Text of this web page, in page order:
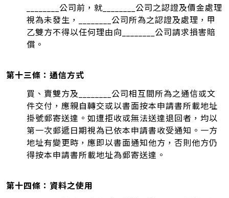
________公司前，就________公司之認證及價金處理
視為未發生，________公司所為之認證及處理，甲
乙雙方不得以任何理由向________公司請求損害賠
償。
第十三條：通信方式
買、賣雙方及________公司相互間所為之通信或文
件交付，應親自轉交或以書面按本申請書所載地址
掛號郵寄送達。如遭拒收或無法送達退回者，均以
第一次郵遞日期視為已依本申請書收受通知。一方
地址有變更時，應即以書面通知他方，否則他方仍
得按本申請書所載地址為郵寄送達。
第十四條：資料之使用